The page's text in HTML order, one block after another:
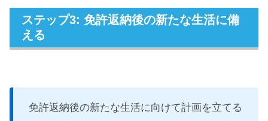
ステップ3: 免許返納後の新たな生活に備
える
免許返納後の新たな生活に向けて計画を立てる